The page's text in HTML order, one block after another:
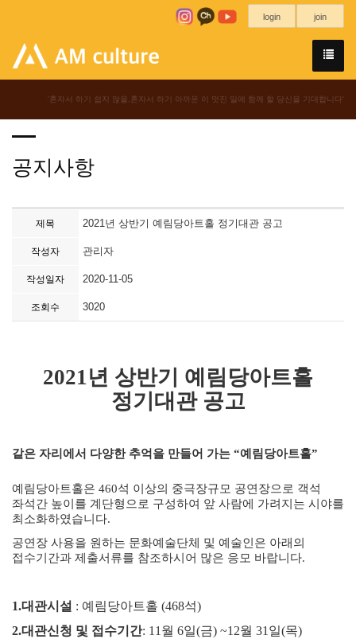
login join
'혼자서 하기 쉽지 않을,혼자서 하기 아까운 이 멋진 일에 함께 할 당신을 기대합니다'
공지사항
제목 2021년 상반기 예림당아트홀 정기대관 공고
작성자 관리자
작성일자 2020-11-05
조회수 3020
2021년 상반기 예림당아트홀
정기대관 공고
같은 자리에서 다양한 추억을 만들어 가는 “예림당아트홀”
예림당아트홀은 460석 이상의 중극장규모 공연장으로 객석
좌석간 높이를 계단형으로 구성하여 앞 사람에 가려지는 시야를
최소화하였습니다.
공연장 사용을 원하는 문화예술단체 및 예술인은 아래의
접수기간과 제출서류를 참조하시어 많은 응모 바랍니다.
1.대관시설 : 예림당아트홀 (468석)
2.대관신청 및 접수기간: 11 월 6일(금) ~12월 31 일(목)